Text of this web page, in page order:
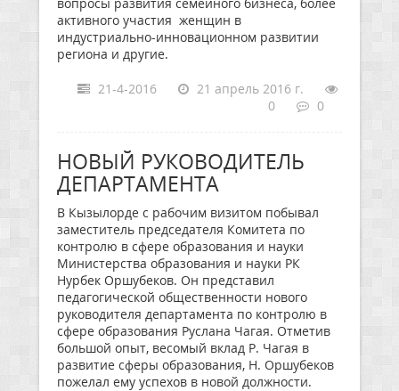
активного участия женщин в
индустриально-инновационном развитии
региона и другие.
21-4-2016
21 апрель 2016 г.
0
0
НОВЫЙ РУКОВОДИТЕЛЬ
ДЕПАРТАМЕНТА
В Кызылорде с рабочим визитом побывал
заместитель председателя Комитета по
контролю в сфере образования и науки
Министерства образования и науки РК
Нурбек Оршубеков. Он представил
педагогической общественности нового
руководителя департамента по контролю в
сфере образования Руслана Чагая. Отметив
большой опыт, весомый вклад Р. Чагая в
развитие сферы образования, Н. Оршубеков
пожелал ему успехов в новой должности.